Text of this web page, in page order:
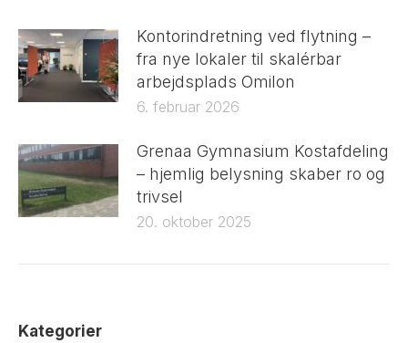
Kontorindretning ved flytning –
fra nye lokaler til skalérbar
arbejdsplads Omilon
6. februar 2026
Grenaa Gymnasium Kostafdeling
– hjemlig belysning skaber ro og
trivsel
20. oktober 2025
Kategorier